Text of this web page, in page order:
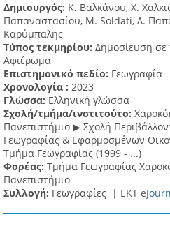
Δημιουργός: Κ. Βαλκάνου, Χ.
Παπαναστασίου, M. Soldati, Δ.
Καρύμπαλης
Τύπος τεκμηρίου: Δημοσίευση σε
Αφιέρωμα
Επιστημονικό πεδίο: Γεωγραφία
Χρονολογία : 2023
Γλώσσα: Ελληνική γλώσσα
Σχολή/τμήμα/ινστιτούτο:
Πανεπιστήμιο ▶ Σχολή
Γεωγραφίας & Εφαρμοσμένων
Τμήμα Γεωγραφίας (1999 - ...)
Φορέας: Τμήμα Γεωγραφίας
Πανεπιστήμιο
Συλλογή: Γεωγραφίες | ΕΚΤ e